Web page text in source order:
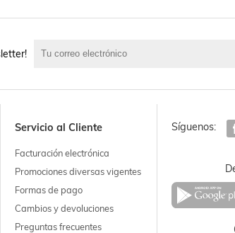
Servicio al Cliente
Facturación electrónica
Promociones diversas vigentes
Formas de pago
Cambios y devoluciones
Preguntas frecuentes
Síguenos: